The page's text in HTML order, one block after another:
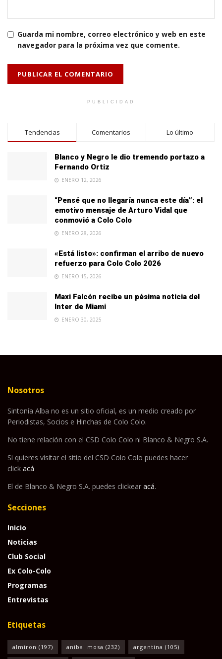
Guarda mi nombre, correo electrónico y web en este
navegador para la próxima vez que comente.
PUBLICIDAD
Tendencias Comentarios Lo último
Blanco y Negro le dio tremendo portazo a
Fernando Ortiz
ENERO 12, 2026
“Pensé que no llegaría nunca este día”: el
emotivo mensaje de Arturo Vidal que
conmovió a Colo Colo
ENERO 28, 2026
«Está listo»: confirman el arribo de nuevo
refuerzo para Colo Colo 2026
ENERO 15, 2026
Maxi Falcón recibe un pésima noticia del
Inter de Miami
ENERO 30, 2025
Nosotros
Sintonía Alba no es un sitio oficial, es un medio creado por
Periodistas, Socios e Hinchas de Colo Colo.
No tiene relación con el CSD Colo Colo ni Blanco & Negro S.A.
Si quieres visitar el sitio del CSD Colo Colo puedes hacer
click acá
El de Blanco & Negro S.A. puedes clickear acá.
Secciones
Inicio
Noticias
Club Social
Ex Colo-Colo
Programas
Entrevistas
Etiquetas
almiron (197) anibal mosa (232) argentina (105)